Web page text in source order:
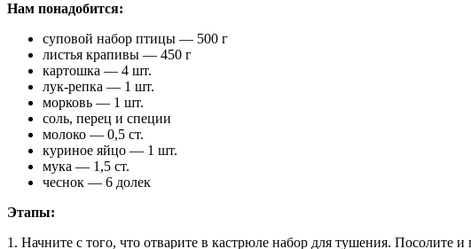
Нам понадобится:
суповой набор птицы — 500 г
листья крапивы — 450 г
картошка — 4 шт.
лук-репка — 1 шт.
морковь — 1 шт.
соль, перец и специи
молоко — 0,5 ст.
куриное яйцо — 1 шт.
мука — 1,5 ст.
чеснок — 6 долек
Этапы:
1. Начните с того, что отварите в кастрюле набор для тушения. Посолите и